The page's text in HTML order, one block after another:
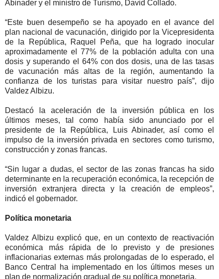
Abinader y el ministro de Turismo, David Collado.
“Este buen desempeño se ha apoyado en el avance del
plan nacional de vacunación, dirigido por la Vicepresidenta
de la República, Raquel Peña, que ha logrado inocular
aproximadamente el 77% de la población adulta con una
dosis y superando el 64% con dos dosis, una de las tasas
de vacunación más altas de la región, aumentando la
confianza de los turistas para visitar nuestro país”, dijo
Valdez Albizu.
Destacó la aceleración de la inversión pública en los
últimos meses, tal como había sido anunciado por el
presidente de la República, Luis Abinader, así como el
impulso de la inversión privada en sectores como turismo,
construcción y zonas francas.
“Sin lugar a dudas, el sector de las zonas francas ha sido
determinante en la recuperación económica, la recepción de
inversión extranjera directa y la creación de empleos”,
indicó el gobernador.
Política monetaria
Valdez Albizu explicó que, en un contexto de reactivación
económica más rápida de lo previsto y de presiones
inflacionarias externas más prolongadas de lo esperado, el
Banco Central ha implementado en los últimos meses un
plan de normalización gradual de su política monetaria.